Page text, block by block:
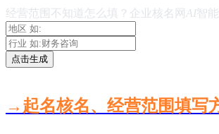
经营范围不知道怎么填？企业核名网 AI智
点击生成
→起名核名、经营范围填写